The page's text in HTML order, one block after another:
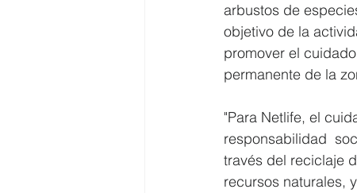
arbustos de
objetivo de la
promover el
permanente de la
"Para Netlife, el
responsabilidad
través del reciclaje
recursos naturales,